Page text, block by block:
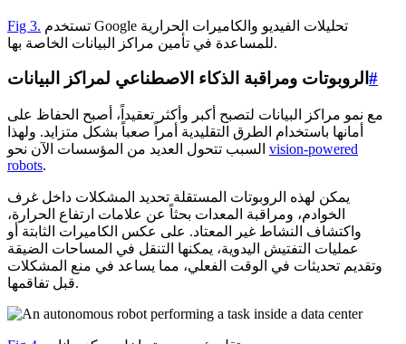
Fig 3.
للمساعدة في تأمين مراكز البيانات الخاصة بها.
الروبوتات ومراقبة الذكاء الاصطناعي لمراكز البيانات #
مع نمو مراكز البيانات لتصبح أكبر وأكثر تعقيداً، أصبح الحفاظ على
أمانها باستخدام الطرق التقليدية أمراً صعباً بشكل متزايد. ولهذا
vision-powered
robots.
يمكن لهذه الروبوتات المستقلة تحديد المشكلات داخل غرف
الخوادم، ومراقبة المعدات بحثاً عن علامات ارتفاع الحرارة،
واكتشاف النشاط غير المعتاد. على عكس الكاميرات الثابتة أو
عمليات التفتيش اليدوية، يمكنها التنقل في المساحات الضيقة
وتقديم تحديثات في الوقت الفعلي، مما يساعد في منع المشكلات
قبل تفاقمها.